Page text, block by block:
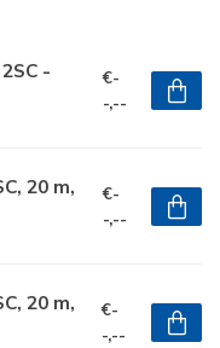
-
€-
-,--
20 m,
€-
-,--
20 m,
€-
-,--